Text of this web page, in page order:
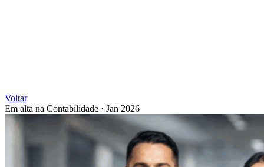
Voltar
Em alta na Contabilidade · Jan 2026